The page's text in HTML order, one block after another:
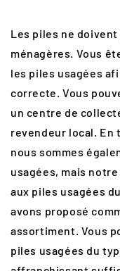
Les piles ne
ménagères. Vous
les piles usagées
correcte. Vous
un centre de
revendeur local.
nous sommes
usagées, mais
aux piles usagées
avons proposé
assortiment. Vous
piles usagées du